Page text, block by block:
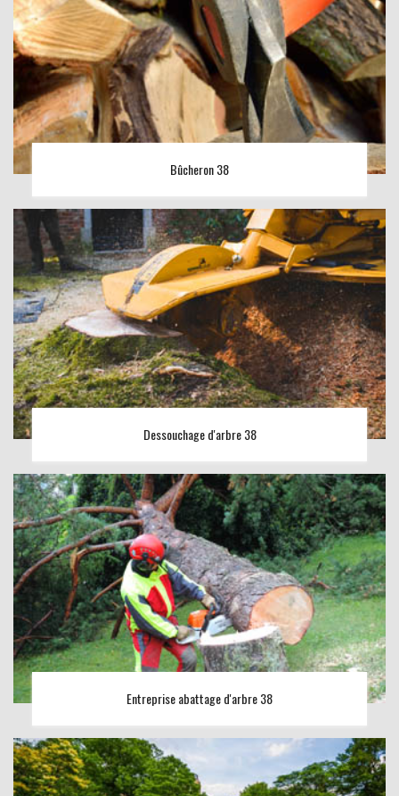
Bûcheron 38
Dessouchage d'arbre 38
Entreprise abattage d'arbre 38